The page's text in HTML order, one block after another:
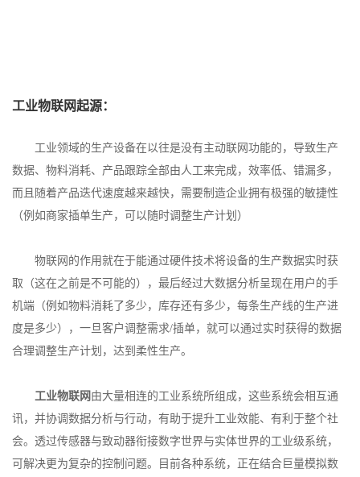
工业物联网起源：
工业领域的生产设备在以往是没有主动联网功能的，导致生产
数据、物料消耗、产品跟踪全部由人工来完成，效率低、错漏多，
而且随着产品迭代速度越来越快，需要制造企业拥有极强的敏捷性
（例如商家插单生产，可以随时调整生产计划）
物联网的作用就在于能通过硬件技术将设备的生产数据实时获
取（这在之前是不可能的），最后经过大数据分析呈现在用户的手
机端（例如物料消耗了多少，库存还有多少，每条生产线的生产进
度是多少），一旦客户调整需求/插单，就可以通过实时获得的数据
合理调整生产计划，达到柔性生产。
工业物联网 由大量相连的工业系统所组成，这些系统会相互通
讯，并协调数据分析与行动，有助于提升工业效能、有利于整个社
会。透过传感器与致动器衔接数字世界与实体世界的工业级系统，
可解决更为复杂的控制问题。目前各种系统，正在结合巨量模拟数